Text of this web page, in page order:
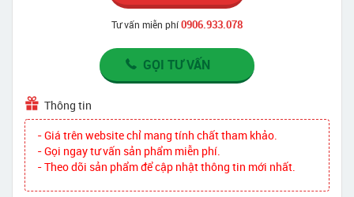
Tư vấn miễn phí0906.933.078
GỌI TƯ VẤN
Thông tin
- Giá trên website chỉ mang tính chất tham khảo.
- Gọi ngay tư vấn sản phẩm miễn phí.
- Theo dõi sản phẩm để cập nhật thông tin mới nhất.